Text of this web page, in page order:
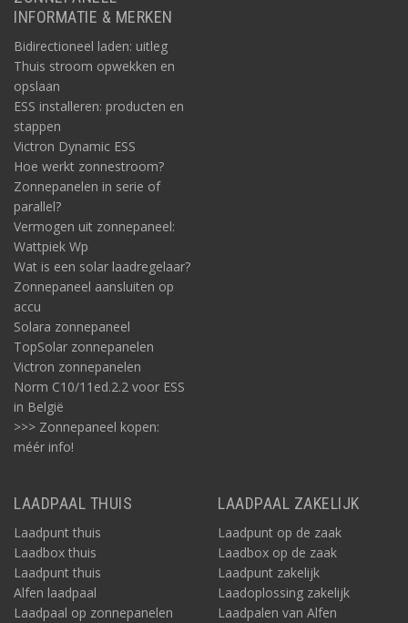
INFORMATIE & MERKEN
Bidirectioneel laden: uitleg
Thuis stroom opwekken en
opslaan
ESS installeren: producten en
stappen
Victron Dynamic ESS
Hoe werkt zonnestroom?
Zonnepanelen in serie of
parallel?
Vermogen uit zonnepaneel:
Wattpiek Wp
Wat is een solar laadregelaar?
Zonnepaneel aansluiten op
accu
Solara zonnepaneel
TopSolar zonnepanelen
Victron zonnepanelen
Norm C10/11ed.2.2 voor ESS
in België
>>> Zonnepaneel kopen:
méér info!
LAADPAAL THUIS
Laadpunt thuis
Laadbox thuis
Laadpunt thuis
Alfen laadpaal
Laadpaal op zonnepanelen
LAADPAAL ZAKELIJK
Laadpunt op de zaak
Laadbox op de zaak
Laadpunt zakelijk
Laadoplossing zakelijk
Laadpalen van Alfen